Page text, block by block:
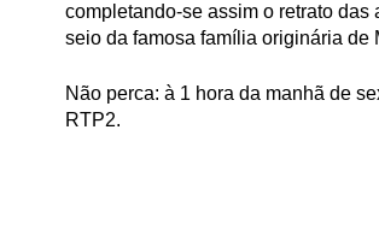
completando-se assim o retrato
seio da famosa família originária de
Não perca: à 1 hora da manhã de
RTP2.